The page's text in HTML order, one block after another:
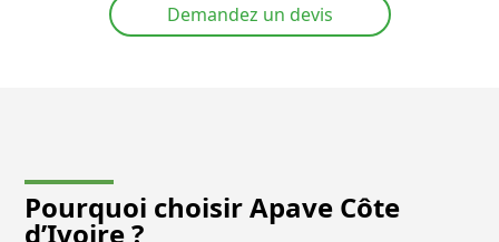
Demandez un devis
Pourquoi choisir Apave Côte
d’Ivoire ?